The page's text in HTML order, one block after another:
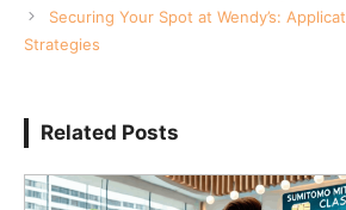
Securing Your Spot at Wendy’s:
Strategies
Related Posts